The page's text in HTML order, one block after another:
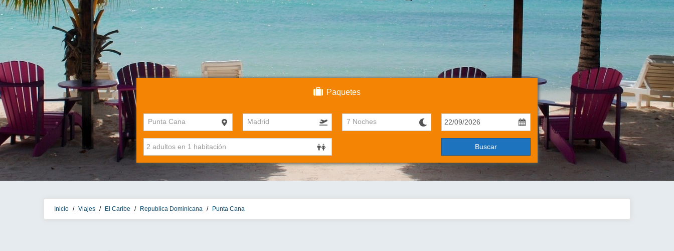
Paquetes
Punta Cana Madrid 7 Noches
Buscar
Inicio / Viajes / El Caribe / Republica Dominicana / Punta Cana